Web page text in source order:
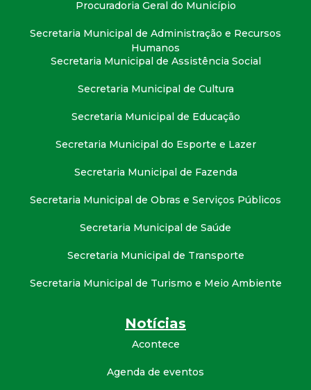
Procuradoria Geral do Município
Secretaria Municipal de Administração e Recursos
Humanos
Secretaria Municipal de Assistência Social
Secretaria Municipal de Cultura
Secretaria Municipal de Educação
Secretaria Municipal do Esporte e Lazer
Secretaria Municipal de Fazenda
Secretaria Municipal de Obras e Serviços Públicos
Secretaria Municipal de Saúde
Secretaria Municipal de Transporte
Secretaria Municipal de Turismo e Meio Ambiente
Notícias
Acontece
Agenda de eventos